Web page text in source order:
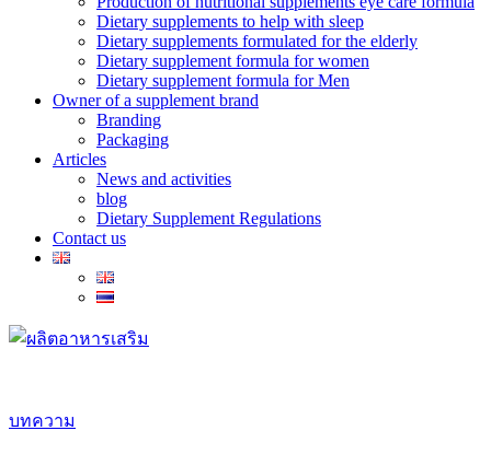
Dietary supplements to help with sleep
Dietary supplements formulated for the elderly
Dietary supplement formula for women
Dietary supplement formula for Men
Owner of a supplement brand
Branding
Packaging
Articles
News and activities
blog
Dietary Supplement Regulations
Contact us
บทความ